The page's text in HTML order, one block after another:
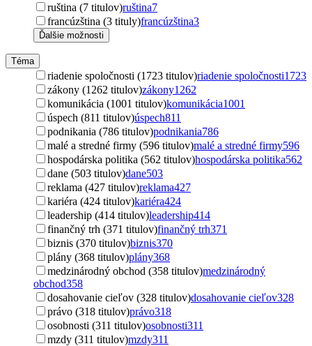
ruština (7 titulov)ruština7
francúzština (3 tituly)francúzština3
Ďalšie možnosti
Téma
riadenie spoločnosti (1723 titulov)riadenie spoločnosti1723
zákony (1262 titulov)zákony1262
komunikácia (1001 titulov)komunikácia1001
úspech (811 titulov)úspech811
podnikania (786 titulov)podnikania786
malé a stredné firmy (596 titulov)malé a stredné firmy596
hospodárska politika (562 titulov)hospodárska politika562
dane (503 titulov)dane503
reklama (427 titulov)reklama427
kariéra (424 titulov)kariéra424
leadership (414 titulov)leadership414
finančný trh (371 titulov)finančný trh371
biznis (370 titulov)biznis370
plány (368 titulov)plány368
medzinárodný obchod (358 titulov)medzinárodný
obchod358
dosahovanie cieľov (328 titulov)dosahovanie cieľov328
právo (318 titulov)právo318
osobnosti (311 titulov)osobnosti311
mzdy (311 titulov)mzdy311